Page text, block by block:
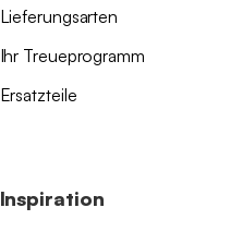
Lieferungsarten
Ihr Treueprogramm
Ersatzteile
Inspiration